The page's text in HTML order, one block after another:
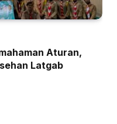
Aturan,
Latgab